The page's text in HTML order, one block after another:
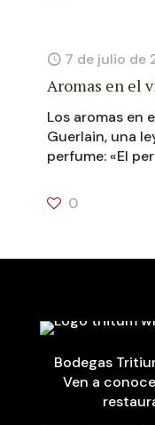
7 de julio de
Aromas en el
Los aromas en
Guerlain, una
perfume: «El
0
Bodegas
Ven a